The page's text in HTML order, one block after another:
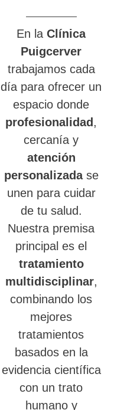
En laClínica
Puigcerver
trabajamos cada
día para ofrecer un
espacio donde
profesionalidad ,
cercanía y
atención
personalizadase
unen para cuidar
de tu salud.
Nuestra premisa
principal es el
tratamiento
multidisciplinar,
combinando los
mejores
tratamientos
basados en la
evidencia científica
con un trato
humano y